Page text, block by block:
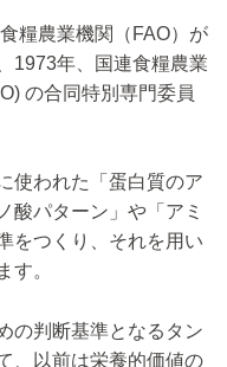
糧農業機関（FAO）が
1973年、国連食糧農業
の合同特別専門委員
使われた「蛋白質のア
酸パターン」や「アミ
をつくり、それを用い
す。
の判断基準となるタン
、以前は栄養的価値の